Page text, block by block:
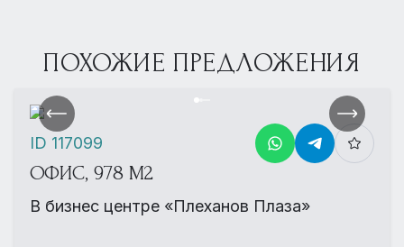
ПОХОЖИЕ ПРЕДЛОЖЕНИЯ
ОФИС, 978 М2
В бизнес центре «Плеханов Плаза»
ID 117099